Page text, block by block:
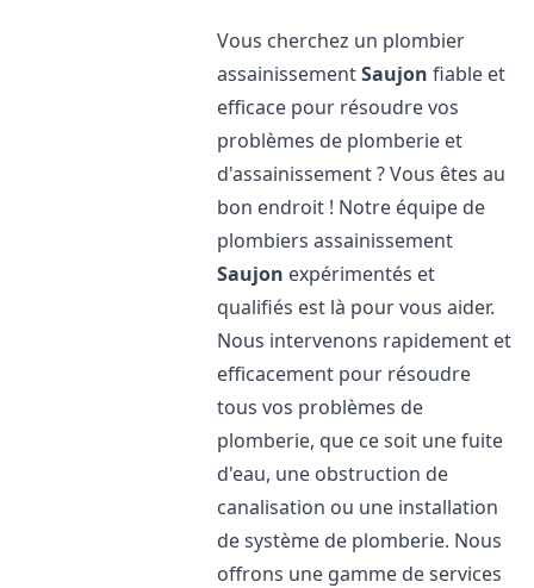
Vous cherchez un plombier
assainissementSaujon fiable et
efficace pour résoudre vos
problèmes de plomberie et
d'assainissement ? Vous êtes au
bon endroit ! Notre équipe de
plombiers assainissement
Saujon expérimentés et
qualifiés est là pour vous aider.
Nous intervenons rapidement et
efficacement pour résoudre
tous vos problèmes de
plomberie, que ce soit une fuite
d'eau, une obstruction de
canalisation ou une installation
de système de plomberie. Nous
offrons une gamme de services